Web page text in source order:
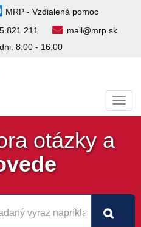
MRP - Vzdialená pomoc
821 211
mail@mrp.sk
8:00 - 16:00
otázky a